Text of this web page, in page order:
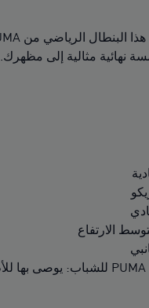
نهائية مثالية إلى مظهرك.
الارتفاع